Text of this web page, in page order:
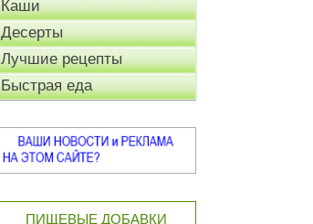
Каши
Десерты
Лучшие рецепты
Быстрая еда
ПИЩЕВЫЕ ДОБАВКИ